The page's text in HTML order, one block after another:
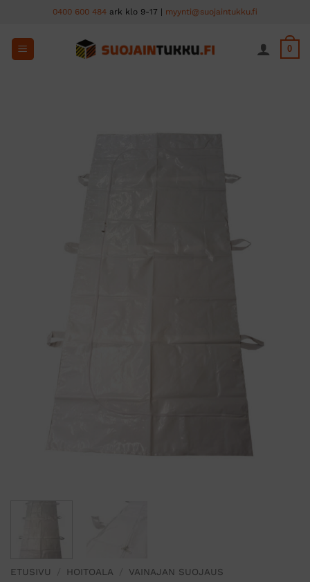
content
0400 600 484 ark klo 9-17 | myynti@suojaintukku.fi
0
ETUSIVU HOITOALA VAINAJAN SUOJAUS